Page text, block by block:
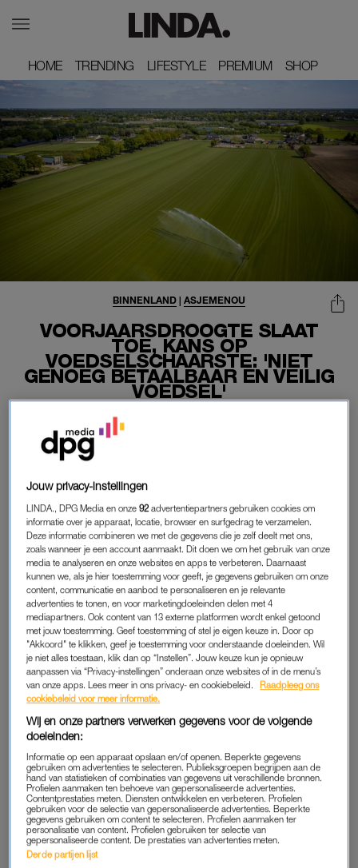
HOME
HOME TRENDING
TRENDING LIFESTYLE
LIFESTYLE PREMIUM
PREMIUM SHOP
SHOP
VOORJAARSDROOGTE SLAAT
TOE, KANS OP
VOEDSELSCHAARSTE: 'NIET
GENOEG BETAALBAAR EN VEILIG
VOEDSEL'
BINNENLAND | ASJEMENOU
De voorjaarsdroogte brengt onze voedselvoorziening in
en tuinders in Zeeland, Noord-Brabant en Zuid-
Gelderland – luidt de noodklok. “Er is al veel gezaaid en
die zaden blijven droog in de grond, zo komt er niet
genoeg betaalbaar en veilig voedsel”
Dat zegt bestuurslid Janus Scheepers tegenover hetAD over
de voedselschaarste.
VOEDSELSCHAARSTE
Het landelijk gemiddelde neerslagtekort bedraagt nu al 60
millimeter. Daarmee kan 2022 worden gerekend tot de vijf
droogste jaren sinds het begin van de metingen in 1906. Dit
blijkt uit de nieuwste Droogtemonitor van het KNMI. Bij de
stand.
Het gemiddeldeneerslagtekortzal oplopen naar 90 millimeter.
En dat heeft belangrijke gevolgen. Zo mag sinds dinsdag in
verschillende Brabantse gebieden geen water meer uit
watergangen en aantakkende sloten en beken worden
Jouw privacy-instellingen
LINDA., DPG Media en onze92 advertentiepartners gebruiken cookies om
informatie over je apparaat, locatie, browser en surfgedrag te verzamelen.
Deze informatie combineren we met de gegevens die je zelf deelt met ons,
zoals wanneer je een account aanmaakt. Dit doen we om het gebruik van onze
media te analyseren en onze websites en apps te verbeteren. Daarnaast
kunnen we, als je hier toestemming voor geeft, je gegevens gebruiken om onze
content, communicatie en aanbod te personaliseren en je relevante
advertenties te tonen, en voor marketingdoeleinden delen met 4
mediapartners. Ook content van 13 externe platformen wordt enkel getoond
met jouw toestemming. Geef toestemming of stel je eigen keuze in. Door op
"Akkoord" te klikken, geef je toestemming voor onderstaande doeleinden. Wil
je niet alles toestaan, klik dan op “Instellen”. Jouw keuze kun je opnieuw
aanpassen via “Privacy-instellingen” onderaan onze websites of in de menu’s
van onze apps. Lees meer in ons privacy- en cookiebeleid.
Raadpleeg ons
cookiebeleid voor meer informatie.
Wij en onze partners verwerken gegevens voor de volgende
doeleinden:
Informatie op een apparaat opslaan en/of openen. Beperkte gegevens
gebruiken om advertenties te selecteren. Publieksgroepen begrijpen aan de
hand van statistieken of combinaties van gegevens uit verschillende bronnen.
Profielen aanmaken ten behoeve van gepersonaliseerde advertenties.
Contentprestaties meten. Diensten ontwikkelen en verbeteren. Profielen
gebruiken voor de selectie van gepersonaliseerde advertenties. Beperkte
gegevens gebruiken om content te selecteren. Profielen aanmaken ter
personalisatie van content. Profielen gebruiken ter selectie van
gepersonaliseerde content. De prestaties van advertenties meten.
Derde partijen lijst